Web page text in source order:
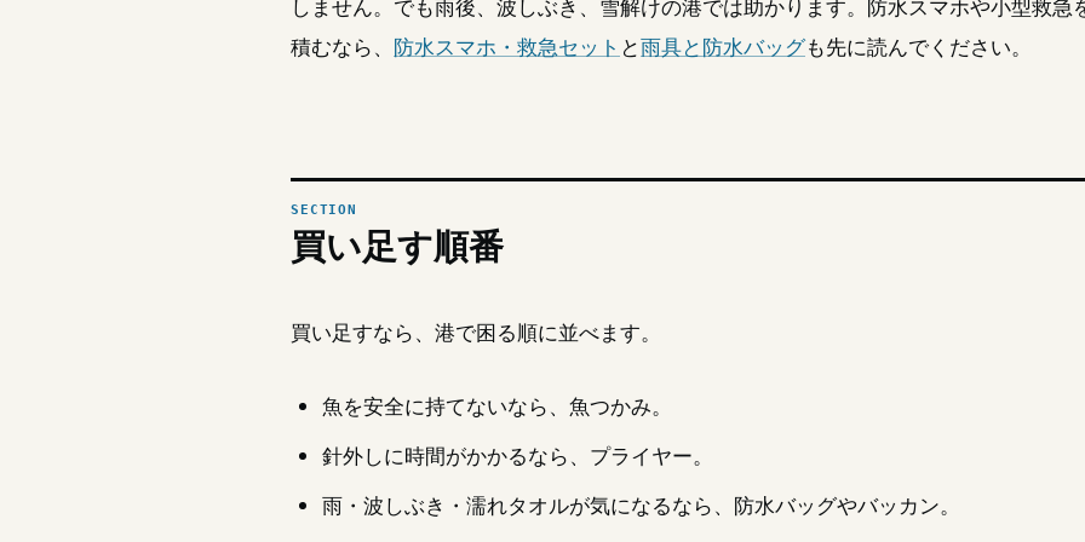
しません。でも雨後、波しぶき、雪解けの港では助かります。防水スマホや小型救急
積むなら、 防水スマホ・救急セット と雨具と防水バッグも先に読んでください。
買い足す順番
買い足すなら、港で困る順に並べます。
魚を安全に持てないなら、魚つかみ。
針外しに時間がかかるなら、プライヤー。
雨・波しぶき・濡れタオルが気になるなら、防水バッグやバッカン。